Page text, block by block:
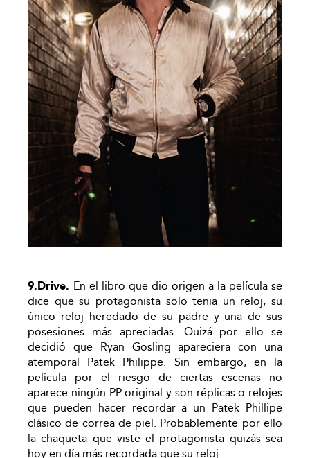
9.Drive. En el libro que dio origen a la película se
dice que su protagonista solo tenia un reloj, su
único reloj heredado de su padre y una de sus
posesiones más apreciadas. Quizá por ello se
decidió que Ryan Gosling apareciera con una
atemporal Patek Philippe. Sin embargo, en la
película por el riesgo de ciertas escenas no
aparece ningún PP original y son réplicas o relojes
que pueden hacer recordar a un Patek Phillipe
clásico de correa de piel. Probablemente por ello
la chaqueta que viste el protagonista quizás sea
hoy en día más recordada que su reloj.